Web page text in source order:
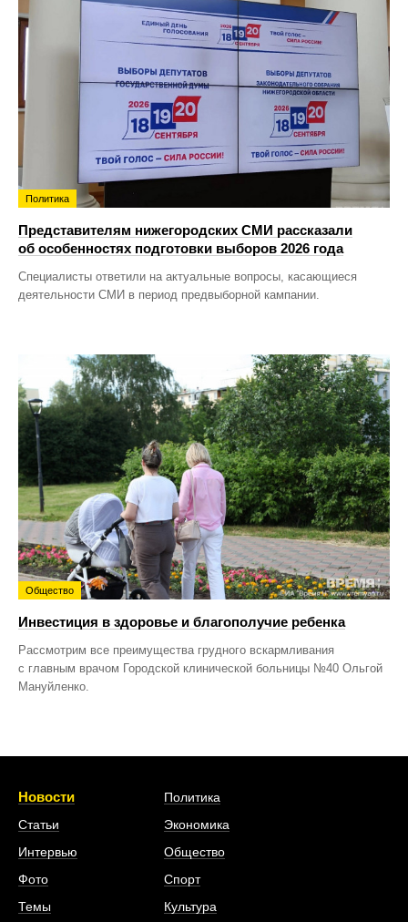
Политика
Представителям нижегородских СМИ рассказали
об особенностях подготовки выборов 2026 года
Специалисты ответили на актуальные вопросы, касающиеся
деятельности СМИ в период предвыборной кампании.
Общество
Инвестиция в здоровье и благополучие ребенка
Рассмотрим все преимущества грудного вскармливания
с главным врачом Городской клинической больницы №40 Ольгой
Мануйленко.
Новости
Статьи
Интервью
Фото
Темы
Политика
Экономика
Общество
Спорт
Культура